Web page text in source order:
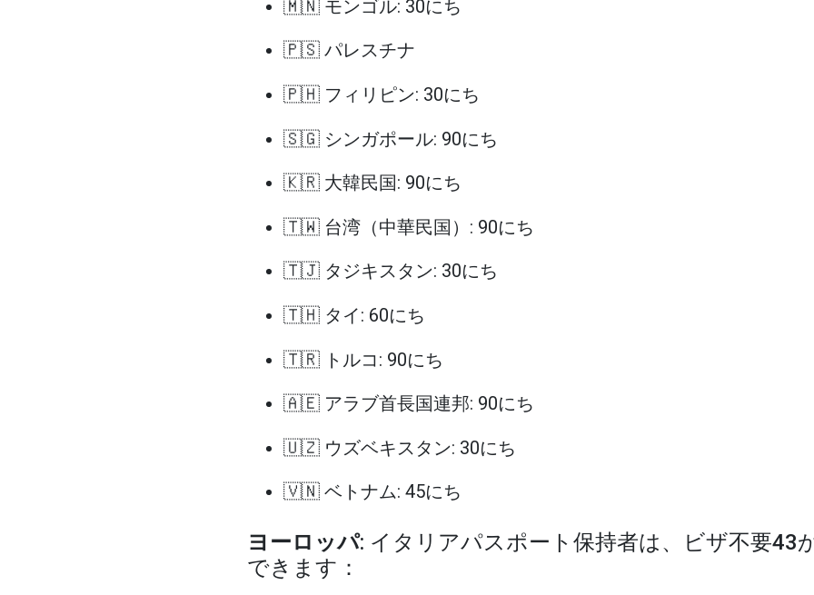
🇲🇳 モンゴル: 30にち
🇵🇸 パレスチナ
🇵🇭 フィリピン: 30にち
🇸🇬 シンガポール: 90にち
🇰🇷 大韓民国: 90にち
🇹🇼 台湾（中華民国）: 90にち
🇹🇯 タジキスタン: 30にち
🇹🇭 タイ: 60にち
🇹🇷 トルコ: 90にち
🇦🇪 アラブ首長国連邦: 90にち
🇺🇿 ウズベキスタン: 30にち
🇻🇳 ベトナム: 45にち
ヨーロッパ: イタリアパスポート保持者は、ビザ不要43
できます：